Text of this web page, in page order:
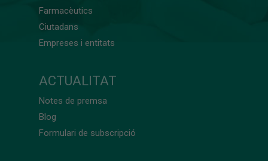
Farmacèutics
Ciutadans
Empreses i entitats
ACTUALITAT
Notes de premsa
Blog
Formulari de subscripció